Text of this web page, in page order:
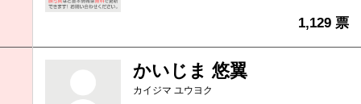
1,129 票
かいじま 悠翼
カイジマ ユウヨク